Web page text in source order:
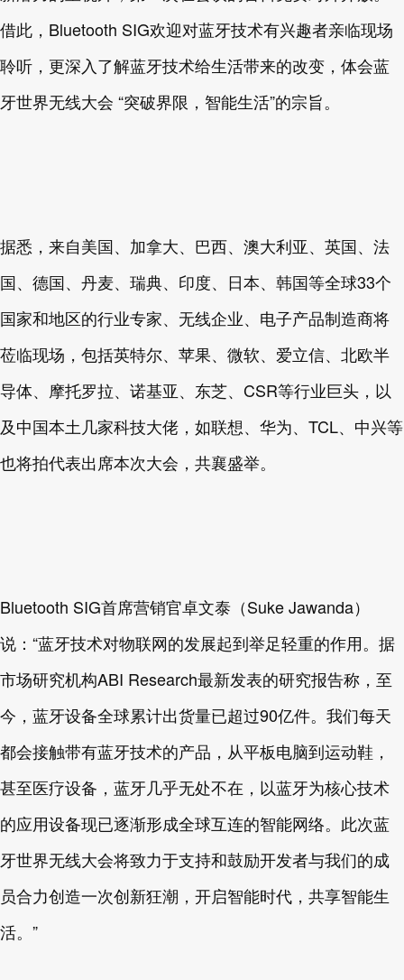
借此，Bluetooth SIG欢迎对蓝牙技术有兴趣者亲临现场
聆听，更深入了解蓝牙技术给生活带来的改变，体会蓝
牙世界无线大会 “突破界限，智能生活”的宗旨。
据悉，来自美国、加拿大、巴西、澳大利亚、英国、法
国、德国、丹麦、瑞典、印度、日本、韩国等全球33个
国家和地区的行业专家、无线企业、电子产品制造商将
莅临现场，包括英特尔、苹果、微软、爱立信、北欧半
导体、摩托罗拉、诺基亚、东芝、CSR等行业巨头，以
及中国本土几家科技大佬，如联想、华为、TCL、中兴等
也将拍代表出席本次大会，共襄盛举。
Bluetooth SIG首席营销官卓文泰（Suke Jawanda）
说：“蓝牙技术对物联网的发展起到举足轻重的作用。据
市场研究机构ABI Research最新发表的研究报告称，至
今，蓝牙设备全球累计出货量已超过90亿件。我们每天
都会接触带有蓝牙技术的产品，从平板电脑到运动鞋，
甚至医疗设备，蓝牙几乎无处不在，以蓝牙为核心技术
的应用设备现已逐渐形成全球互连的智能网络。此次蓝
牙世界无线大会将致力于支持和鼓励开发者与我们的成
员合力创造一次创新狂潮，开启智能时代，共享智能生
活。”